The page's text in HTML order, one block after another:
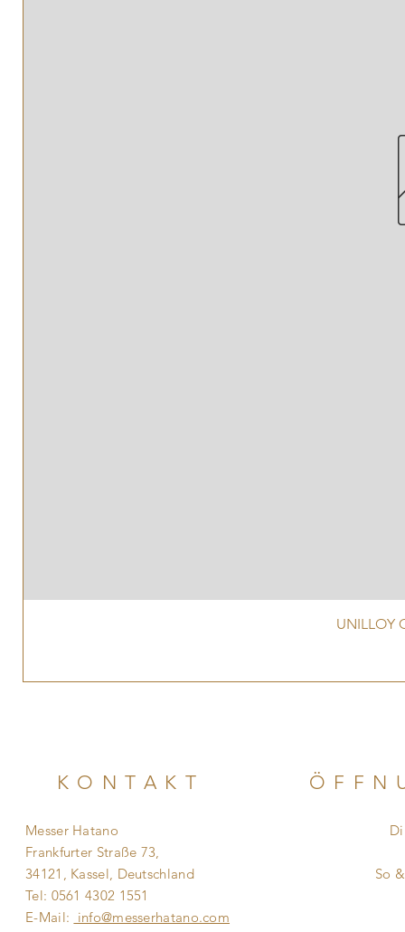
UNILLOY
KONTAKT
Messer Hatano
Frankfurter Straße 73,
34121, Kassel, Deutschland
Tel: 0561 4302 1551
E-Mail: info@messerhatano.com
So